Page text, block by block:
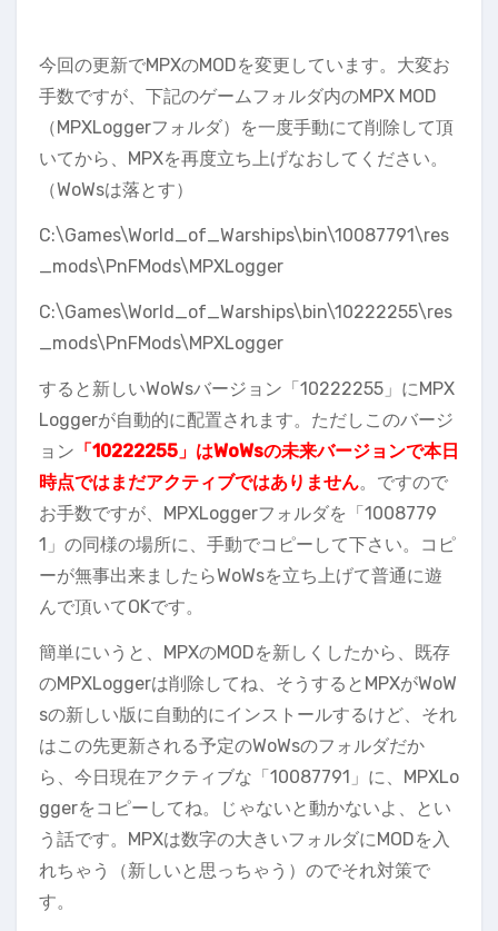
今回の更新でMPXのMODを変更しています。大変お
手数ですが、下記のゲームフォルダ内のMPX MOD
（MPXLoggerフォルダ）を一度手動にて削除して頂
いてから、MPXを再度立ち上げなおしてください。
（WoWsは落とす）
C:\Games\World_of_Warships\bin\10087791\res
_mods\PnFMods\MPXLogger
C:\Games\World_of_Warships\bin\10222255\res
_mods\PnFMods\MPXLogger
すると新しいWoWsバージョン「10222255」にMPX
Loggerが自動的に配置されます。ただしこのバージ
ョン 「10222255」はWoWsの未来バージョンで本日
時点ではまだアクティブではありません。ですので
お手数ですが、MPXLoggerフォルダを「1008779
1」の同様の場所に、手動でコピーして下さい。コピ
ーが無事出来ましたらWoWsを立ち上げて普通に遊
んで頂いてOKです。
簡単にいうと、MPXのMODを新しくしたから、既存
のMPXLoggerは削除してね、そうするとMPXがWoW
sの新しい版に自動的にインストールするけど、それ
はこの先更新される予定のWoWsのフォルダだか
ら、今日現在アクティブな「10087791」に、MPXLo
ggerをコピーしてね。じゃないと動かないよ、とい
う話です。MPXは数字の大きいフォルダにMODを入
れちゃう（新しいと思っちゃう）のでそれ対策で
す。